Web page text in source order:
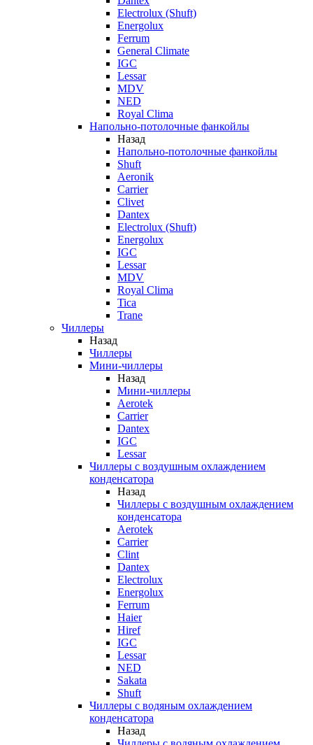
Electrolux (Shuft)
Energolux
Ferrum
General Climate
IGC
Lessar
MDV
NED
Royal Clima
Напольно-потолочные фанкойлы
Назад
Напольно-потолочные фанкойлы
Shuft
Aeronik
Carrier
Clivet
Dantex
Electrolux (Shuft)
Energolux
IGC
Lessar
MDV
Royal Clima
Tica
Trane
Чиллеры
Назад
Чиллеры
Мини-чиллеры
Назад
Мини-чиллеры
Aerotek
Carrier
Dantex
IGC
Lessar
Чиллеры с воздушным охлаждением
конденсатора
Назад
Чиллеры с воздушным охлаждением
конденсатора
Aerotek
Carrier
Clint
Dantex
Electrolux
Energolux
Ferrum
Haier
Hiref
IGC
Lessar
NED
Sakata
Shuft
Чиллеры с водяным охлаждением
конденсатора
Назад